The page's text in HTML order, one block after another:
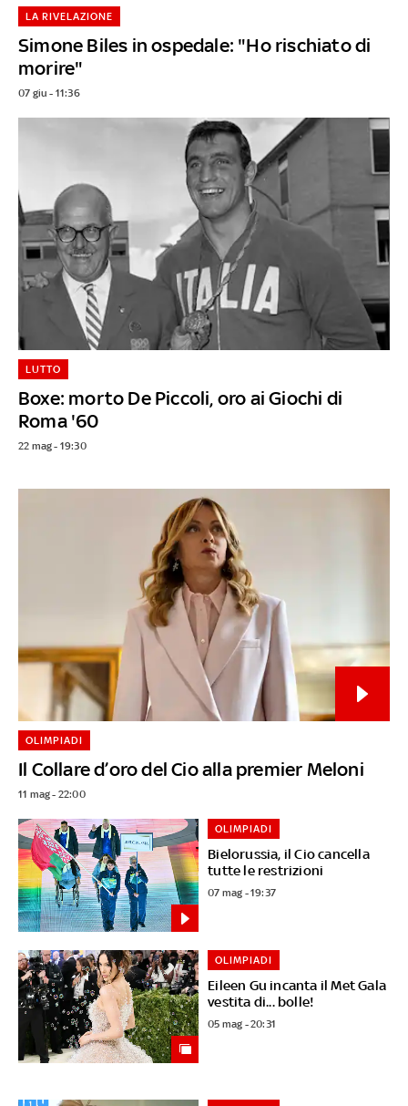
Simone Biles in ospedale: "Ho rischiato di
morire"
LA RIVELAZIONE
07 giu - 11:36
Boxe: morto De Piccoli, oro ai Giochi di
Roma '60
LUTTO
22 mag - 19:30
Il Collare d’oro del Cio alla premier Meloni
OLIMPIADI
11 mag - 22:00
Bielorussia, il Cio cancella
tutte le restrizioni
OLIMPIADI
07 mag - 19:37
Eileen Gu incanta il Met Gala
vestita di... bolle!
OLIMPIADI
05 mag - 20:31